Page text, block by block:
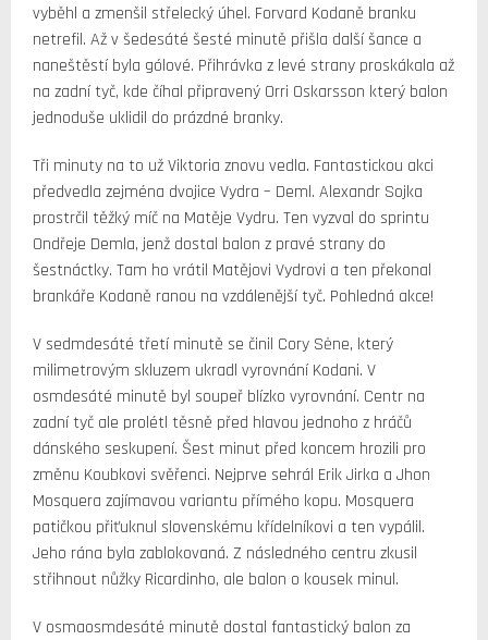
vyběhl a zmenšil střelecký úhel. Forvard Kodaně branku
netrefil. Až v šedesáté šesté minutě přišla další šance a
naneštěstí byla gólové. Přihrávka z levé strany proskákala až
na zadní tyč, kde číhal připravený Orri Oskarsson který balon
jednoduše uklidil do prázdné branky.
Tři minuty na to už Viktoria znovu vedla. Fantastickou akci
předvedla zejména dvojice Vydra – Deml. Alexandr Sojka
prostrčil těžký míč na Matěje Vydru. Ten vyzval do sprintu
Ondřeje Demla, jenž dostal balon z pravé strany do
šestnáctky. Tam ho vrátil Matějovi Vydrovi a ten překonal
brankáře Kodaně ranou na vzdálenější tyč. Pohledná akce!
V sedmdesáté třetí minutě se činil Cory Sėne, který
milimetrovým skluzem ukradl vyrovnání Kodani. V
osmdesáté minutě byl soupeř blízko vyrovnání. Centr na
zadní tyč ale prolétl těsně před hlavou jednoho z hráčů
dánského seskupení. Šest minut před koncem hrozili pro
změnu Koubkovi svěřenci. Nejprve sehrál Erik Jirka a Jhon
Mosquera zajímavou variantu přímého kopu. Mosquera
patičkou přiťuknul slovenskému křídelníkovi a ten vypálil.
Jeho rána byla zablokovaná. Z následného centru zkusil
střihnout nůžky Ricardinho, ale balon o kousek minul.
V osmaosmdesáté minutě dostal fantastický balon za